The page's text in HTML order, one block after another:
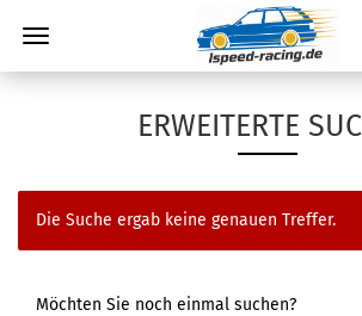
ERWEITERTE
Die Suche ergab keine genauen Treffer.
MÖCHTEN
Möchten Sie noch einmal suchen?